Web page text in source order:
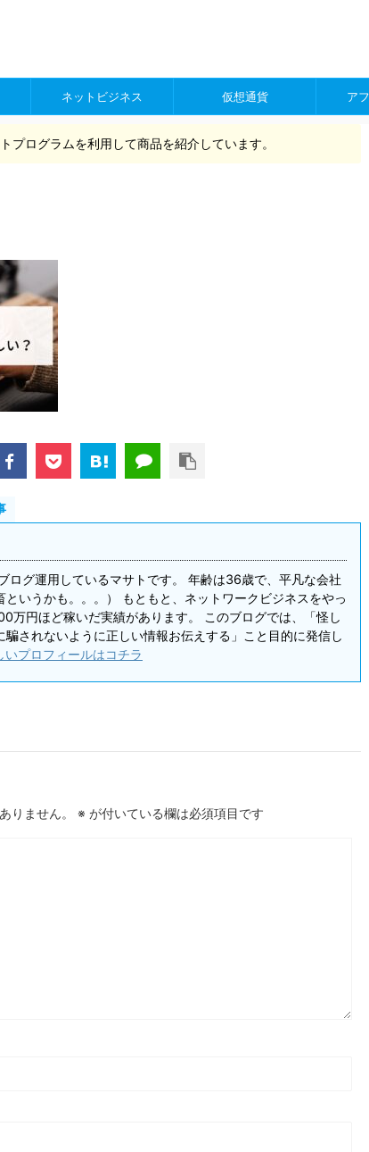
ネットビジネス 仮想通貨 ア
プログラムを利用して商品を紹介しています。
ログ運用しているマサトです。 年齢は36歳で、平凡な会社
というかも。。。） もともと、ネットワークビジネスをやっ
万円ほど稼いだ実績があります。 このブログでは、「怪し
騙されないように正しい情報お伝えする」こと目的に発信し
プロフィールはコチラ
りません。 ※ が付いている欄は必須項目です